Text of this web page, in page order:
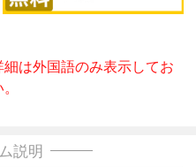
は外国語のみ表示してお
説明